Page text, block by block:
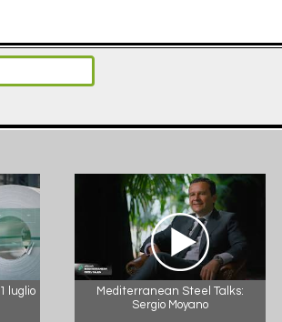
luglio
Mediterranean Steel Talks:
Sergio Moyano